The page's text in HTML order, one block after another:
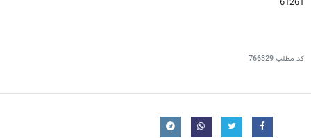
کد مطلب766329